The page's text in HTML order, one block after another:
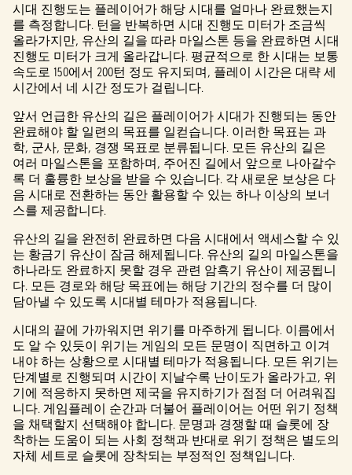
시대 진행도는 플레이어가 해당 시대를 얼마나 완료했는지
를 측정합니다. 턴을 반복하면 시대 진행도 미터가 조금씩
올라가지만, 유산의 길을 따라 마일스톤 등을 완료하면 시대
진행도 미터가 크게 올라갑니다. 평균적으로 한 시대는 보통
속도로 150에서 200턴 정도 유지되며, 플레이 시간은 대략 세
시간에서 네 시간 정도가 걸립니다.
앞서 언급한 유산의 길은 플레이어가 시대가 진행되는 동안
완료해야 할 일련의 목표를 일컫습니다. 이러한 목표는 과
학, 군사, 문화, 경쟁 목표로 분류됩니다. 모든 유산의 길은
여러 마일스톤을 포함하며, 주어진 길에서 앞으로 나아갈수
록 더 훌륭한 보상을 받을 수 있습니다. 각 새로운 보상은 다
음 시대로 전환하는 동안 활용할 수 있는 하나 이상의 보너
스를 제공합니다.
유산의 길을 완전히 완료하면 다음 시대에서 액세스할 수 있
는 황금기 유산이 잠금 해제됩니다. 유산의 길의 마일스톤을
하나라도 완료하지 못할 경우 관련 암흑기 유산이 제공됩니
다. 모든 경로와 해당 목표에는 해당 기간의 정수를 더 많이
담아낼 수 있도록 시대별 테마가 적용됩니다.
시대의 끝에 가까워지면 위기를 마주하게 됩니다. 이름에서
도 알 수 있듯이 위기는 게임의 모든 문명이 직면하고 이겨
내야 하는 상황으로 시대별 테마가 적용됩니다. 모든 위기는
단계별로 진행되며 시간이 지날수록 난이도가 올라가고, 위
기에 적응하지 못하면 제국을 유지하기가 점점 더 어려워집
니다. 게임플레이 순간과 더불어 플레이어는 어떤 위기 정책
을 채택할지 선택해야 합니다. 문명과 경쟁할 때 슬롯에 장
착하는 도움이 되는 사회 정책과 반대로 위기 정책은 별도의
자체 세트로 슬롯에 장착되는 부정적인 정책입니다.